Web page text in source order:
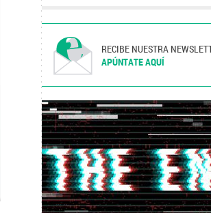
RECIBE NUESTRA
APÚNTATE AQUÍ